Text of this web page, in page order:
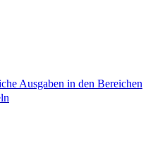
Ausgaben in den Bereichen